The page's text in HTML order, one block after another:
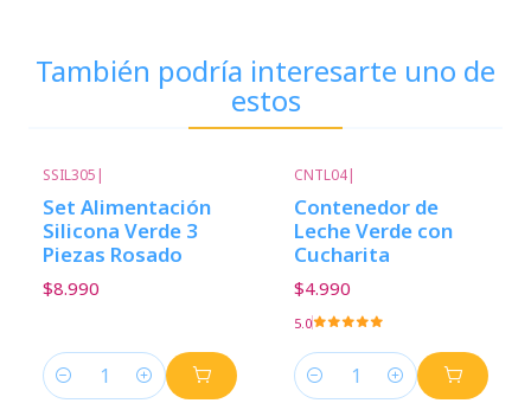
También podría interesarte uno de
estos
SSIL305 |
Set Alimentación
Silicona Verde 3
Piezas Rosado
$8.990
Cantidad
CNTL04|
Contenedor de
Leche Verde con
Cucharita
$4.990
5.0
Cantidad